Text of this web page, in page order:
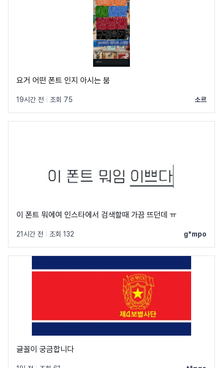
요거 어떤 폰트 인지 아시는 붐
19시간 전 조회 75 소르
이 폰트 뭐에여 인스타에서 검색할때 가끔 뜨던데 ㅠ
21시간 전 조회 132 g*mpo
글꼴이 궁금합니다